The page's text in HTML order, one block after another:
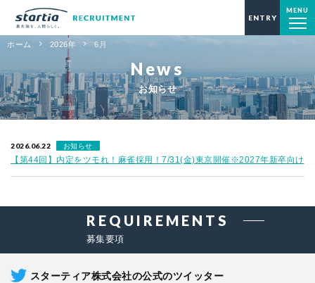
MENU
ENTRY
startia 採用サイト2022
ホーム 2026年 6 月
News
お知らせ
2026.06.22 お知らせ
【第44回】内定をツモれ！麻雀採用！7/31(金)東京開催※2027年新卒向け
REQUIREMENTS
募集要項
スターティア株式会社の公式のツイッター